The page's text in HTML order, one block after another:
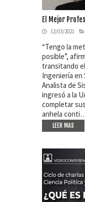
El Mejor
12/03/2021
“Tengo la
posible”,
transitando
Ingeniería en
Analista de
ingresó a la
completar
anhela
LEER MAS